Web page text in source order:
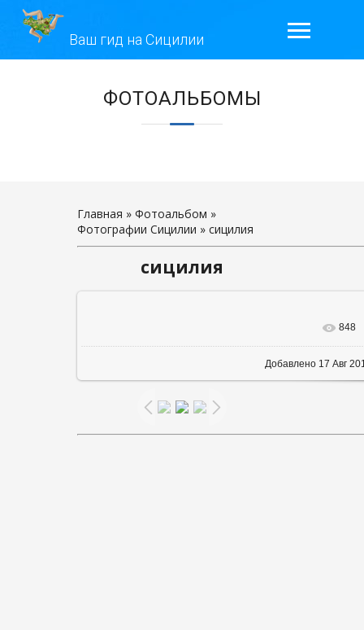
Ваш гид на Сицилии
ЭКСКУРСИИ
ОТЗЫВЫ
КОНТАКТЫ
ОБО МНЕ
Главная » Фотоальбом »
Фотографии Сицилии » сицилия
сицилия
В реальном
848
Добавлено17 Авг